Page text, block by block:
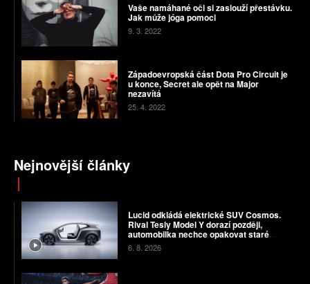
Vaše namáhané oči si zaslouží přestávku.
Jak může jóga pomoci
9. 3. 2022
Západoevropská část Dota Pro Circuit je
u konce, Secret ale opět na Major
nezavítá
25. 4. 2022
Nejnovější články
Lucid odkládá elektrické SUV Cosmos.
Rival Tesly Model Y dorazí později,
automobilka nechce opakovat staré
chyby
6. 8. 2026